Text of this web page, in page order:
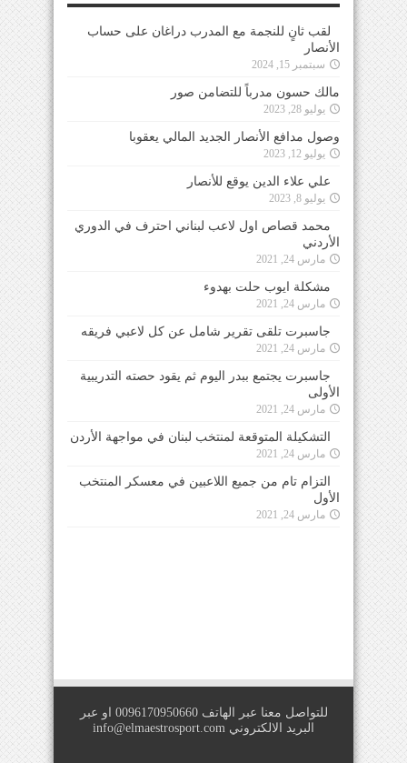
لقب ثانٍ للنجمة مع المدرب دراغان على حساب
الأنصار
سبتمبر 15, 2024
مالك حسون مدرباً للتضامن صور
يوليو 28, 2023
وصول مدافع الأنصار الجديد المالي يعقوبا
يوليو 12, 2023
علي علاء الدين يوقع للأنصار
يوليو 8, 2023
محمد قصاص اول لاعب لبناني احترف في الدوري
الأردني
مارس 24, 2021
مشكلة ايوب حلت بهدوء
مارس 24, 2021
جاسبرت تلقى تقرير شامل عن كل لاعبي فريقه
مارس 24, 2021
جاسبرت يجتمع ببدر اليوم ثم يقود حصته التدريبية
الأولى
مارس 24, 2021
التشكيلة المتوقعة لمنتخب لبنان في مواجهة الأردن
مارس 24, 2021
التزام تام من جميع اللاعبين في معسكر المنتخب
الأول
مارس 24, 2021
للتواصل معنا عبر الهاتف 0096170950660 او عبر
البريد الالكتروني info@elmaestrosport.com